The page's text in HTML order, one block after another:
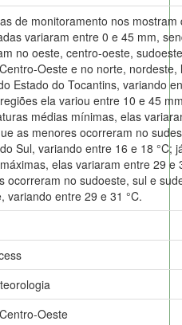
de monitoramento nos mostram
variaram entre 0 e 45 mm,
no oeste, centro-oeste,
Oeste e no norte,
Estado do Tocantins, variando
ela variou entre 10 e 45
médias mínimas, elas
as menores ocorreram no
Sul, variando entre 16 e 18 °C;
elas variaram entre 29 e
ocorreram no sudoeste, sul e
variando entre 29 e 31 °C.
Oeste